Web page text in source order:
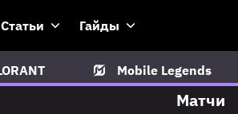
Статьи Гайды
Mobile Legends
Матчи